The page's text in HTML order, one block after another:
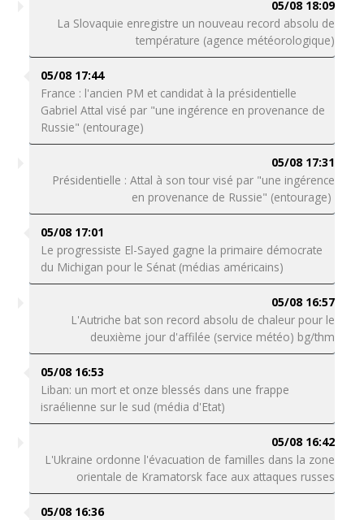
05/08 18:09
La Slovaquie enregistre un nouveau record absolu de
température (agence météorologique)
05/08 17:44
France : l'ancien PM et candidat à la présidentielle
Gabriel Attal visé par "une ingérence en provenance de
Russie" (entourage)
05/08 17:31
Présidentielle : Attal à son tour visé par "une ingérence
en provenance de Russie" (entourage)
05/08 17:01
Le progressiste El-Sayed gagne la primaire démocrate
du Michigan pour le Sénat (médias américains)
05/08 16:57
L'Autriche bat son record absolu de chaleur pour le
deuxième jour d'affilée (service météo) bg/thm
05/08 16:53
Liban: un mort et onze blessés dans une frappe
israélienne sur le sud (média d'Etat)
05/08 16:42
L'Ukraine ordonne l'évacuation de familles dans la zone
orientale de Kramatorsk face aux attaques russes
05/08 16:36